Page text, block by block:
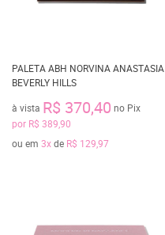
PALETA ABH NORVINA ANASTASIA
BEVERLY HILLS
à vista R$ 370,40 no Pix
por R$ 389,90
ou em 3xde R$ 129,97